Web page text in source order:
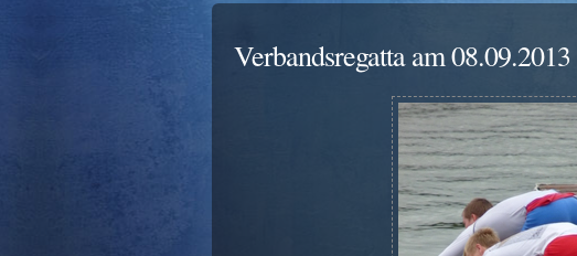
Verbandsregatta am 08.09.2013